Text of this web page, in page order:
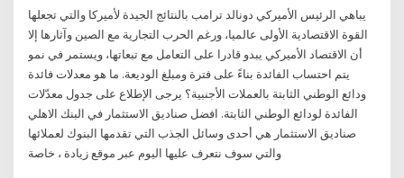
يباهي الرئيس الأميركي دونالد ترامب بالنتائج الجيدة لأميركا والتي تجعلها
القوة الاقتصادية الأولى عالميا، ورغم الحرب التجارية مع الصين وآثارها إلا
أن الاقتصاد الأميركي يبدو قادرا على التعامل مع تبعاتها، ويستمر في نمو
يتم احتساب الفائدة بناءً على فترة ومبلغ الوديعة. ما هو معدلات فائدة
ودائع الوطني الثابتة بالعملات الأجنبية؟ يرجى الإطلاع على جدول معدّلات
الفائدة لودائع الوطني الثابتة. افضل صناديق الاستثمار في البنك الاهلي
صناديق الاستثمار هي أحدى وسائل الجذب التي تقدمها البنوك لعملائها
والتي سوف نتعرف عليها اليوم عبر موقع زيادة ، خاصة